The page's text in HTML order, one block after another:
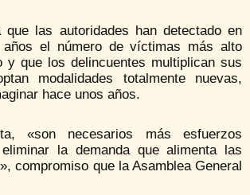
que las autoridades han detectado en
el número de víctimas más alto
y que los delincuentes multiplican sus
modalidades totalmente nuevas,
hace unos años.
«son necesarios más esfuerzos
la demanda que alimenta las
compromiso que la Asamblea General